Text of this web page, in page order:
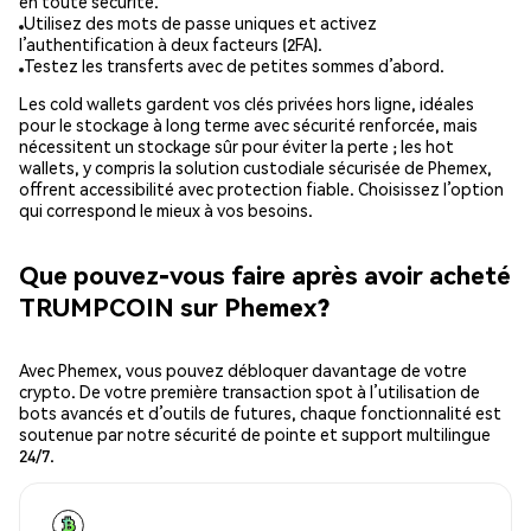
Utilisez des mots de passe uniques et activez
l’authentification à deux facteurs (2FA).
Testez les transferts avec de petites sommes d’abord.
Les cold wallets gardent vos clés privées hors ligne, idéales
pour le stockage à long terme avec sécurité renforcée, mais
nécessitent un stockage sûr pour éviter la perte ; les hot
wallets, y compris la solution custodiale sécurisée de Phemex,
offrent accessibilité avec protection fiable. Choisissez l’option
qui correspond le mieux à vos besoins.
Que pouvez-vous faire après avoir acheté
TRUMPCOIN sur Phemex?
Avec Phemex, vous pouvez débloquer davantage de votre
crypto. De votre première transaction spot à l’utilisation de
bots avancés et d’outils de futures, chaque fonctionnalité est
soutenue par notre sécurité de pointe et support multilingue
24/7.